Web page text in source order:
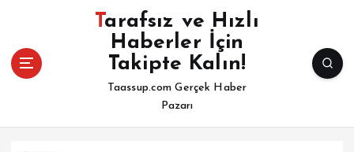
Tarafsız ve Hızlı
Haberler İçin
Takipte Kalın!
Taassup.com Gerçek Haber
Pazarı